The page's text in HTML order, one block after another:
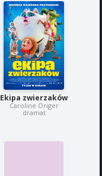
Ekipa zwierzaków
Caroline Origer
dramat